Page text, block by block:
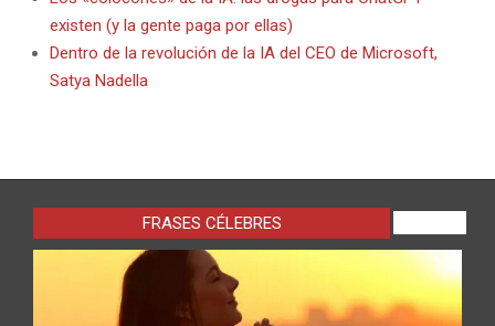
existen (y la gente paga por ellas)
Dentro de la revolución de la IA del CEO de Microsoft,
Satya Nadella
FRASES CÉLEBRES